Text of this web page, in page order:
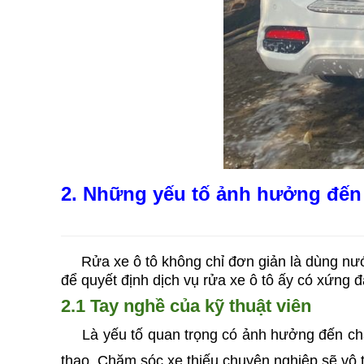
2. Những yếu tố ảnh hưởng
Rửa xe ô tô không chỉ đơn giản là dùng
để quyết định dịch vụ rửa xe ô tô ấy có xứng
2.1 Tay nghề của kỹ thuật viên
Là yếu tố quan trọng có ảnh hưởng đến